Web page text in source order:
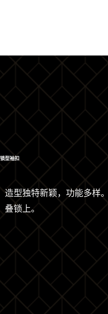
锁型袖扣
造型独特新颖，功能多样
叠锁上。